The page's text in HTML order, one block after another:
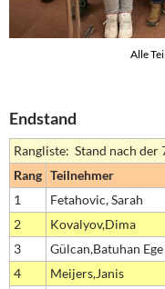
Alle
Endstand
Rangliste: Stand nach der
Rang Teilnehmer
1
Fetahovic, Sarah
2
Kovalyov,Dima
3
Gülcan,Batuhan Ege
4
Meijers,Janis